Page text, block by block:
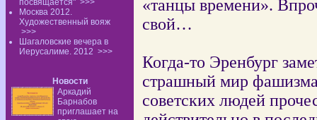
посвящается" >>>
Москва 2012.
Художественный вояж
>>>
Шагаловские вечера в
Иерусалиме. 2012 >>>
Новости
Аркадий
Барнабов
приглашает на
«танцы времени».
свой…
Когда-то Эренбург
страшный мир
советских людей